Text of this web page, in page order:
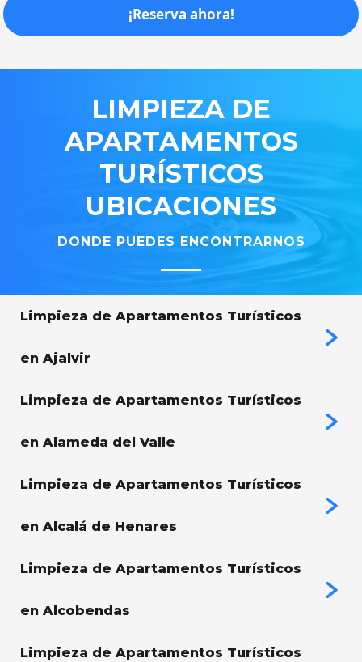
¡Reserva ahora!
LIMPIEZA DE
APARTAMENTOS
TURÍSTICOS
UBICACIONES
DONDE PUEDES ENCONTRARNOS
Limpieza de Apartamentos Turísticos
en Ajalvir
Limpieza de Apartamentos Turísticos
en Alameda del Valle
Limpieza de Apartamentos Turísticos
en Alcalá de Henares
Limpieza de Apartamentos Turísticos
en Alcobendas
Limpieza de Apartamentos Turísticos